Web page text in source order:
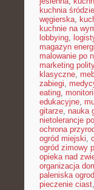
kuchnia
węgierska,
kuchnie na
lobbying,
magazyn
malowanie po
marketing
klasyczne,
zabiegi,
eating,
edukacyjne,
gitarze, nauka
nietolerancje
ochrona
ogród miejski,
ogród zimowy
opieka nad
organizacja
paleniska
pieczenie ciast,